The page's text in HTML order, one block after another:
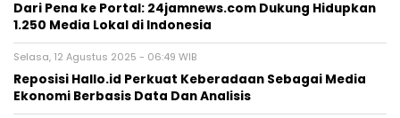
Home”
Pers Rilis
FAMILIARITÉ: Ketika Sinema dan Sastra
Bertemu dalam Sebuah Karya Puitis